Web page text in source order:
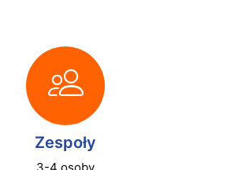
Zespoły